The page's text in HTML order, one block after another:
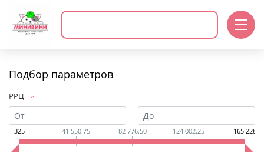
Подбор параметров
РРЦ
325 41 550.75 82 776.50 124 002.25 165 228